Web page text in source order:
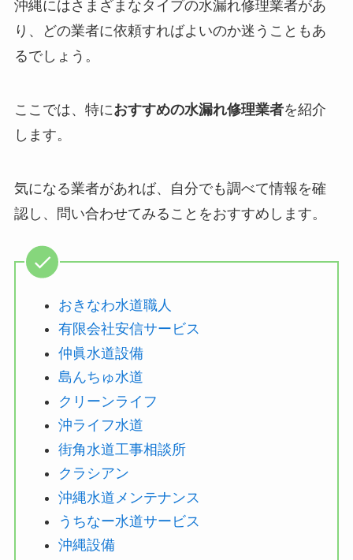
沖縄にはさまざまなタイプの水漏れ修理業者があ
り、どの業者に依頼すればよいのか迷うこともあ
るでしょう。
ここでは、特におすすめの水漏れ修理業者を紹介
します。
気になる業者があれば、自分でも調べて情報を確
認し、問い合わせてみることをおすすめします。
おきなわ水道職人
有限会社安信サービス
仲眞水道設備
島んちゅ水道
クリーンライフ
沖ライフ水道
街角水道工事相談所
クラシアン
沖縄水道メンテナンス
うちなー水道サービス
沖縄設備